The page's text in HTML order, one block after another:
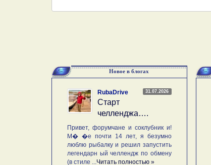
Новое в блогах
31.07.2026
RubaDrive
Старт
челленджа….
Привет, форумчане и соклубник и!
М� �е почти 14 лет, я безумно
люблю рыбалку и решил запустить
легендарн ый челлендж по обмену
(в стиле ...Читать полностью »